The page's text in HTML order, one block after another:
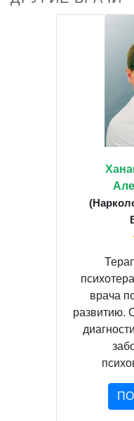
врача
развитию.